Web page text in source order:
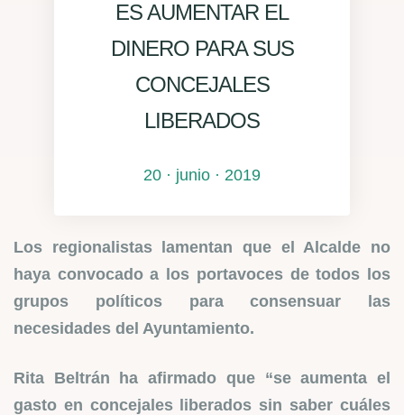
ES AUMENTAR EL
DINERO PARA SUS
CONCEJALES
LIBERADOS
20 · junio · 2019
Los regionalistas lamentan que el Alcalde no
haya convocado a los portavoces de todos los
grupos políticos para consensuar las
necesidades del Ayuntamiento.
Rita Beltrán ha afirmado que “se aumenta el
gasto en concejales liberados sin saber cuáles